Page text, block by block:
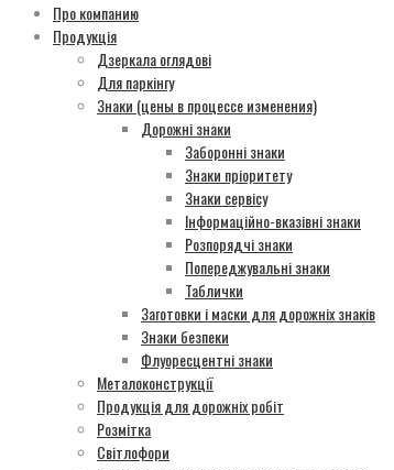
Про компанию
Продукція
Дзеркала оглядові
Для паркінгу
Знаки (цены в процессе изменения)
Дорожні знаки
Заборонні знаки
Знаки пріоритету
Знаки сервісу
Інформаційно-вказівні знаки
Розпорядчі знаки
Попереджувальні знаки
Таблички
Заготовки і маски для дорожніх знаків
Знаки безпеки
Флуоресцентні знаки
Металоконструкції
Продукція для дорожніх робіт
Розмітка
Світлофори